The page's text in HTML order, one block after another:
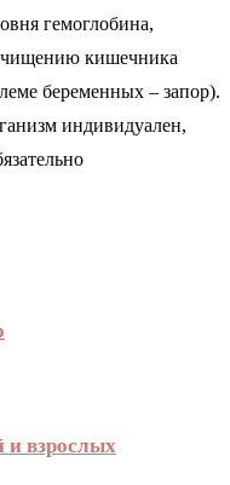
гемоглобина,
кишечника
беременных – запор).
индивидуален,
и взрослых